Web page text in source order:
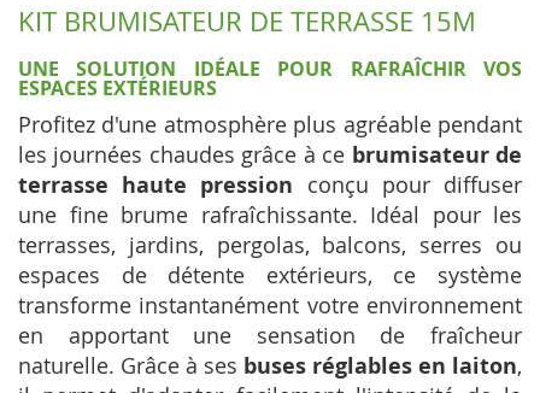
KIT BRUMISATEUR DE TERRASSE 15M
UNE SOLUTION IDÉALE POUR RAFRAÎCHIR VOS
ESPACES EXTÉRIEURS
Profitez d'une atmosphère plus agréable pendant
les journées chaudes grâce à ce brumisateur de
terrasse haute pression conçu pour diffuser
une fine brume rafraîchissante. Idéal pour les
terrasses, jardins, pergolas, balcons, serres ou
espaces de détente extérieurs, ce système
transforme instantanément votre environnement
en apportant une sensation de fraîcheur
naturelle. Grâce à ses buses réglables en laiton,